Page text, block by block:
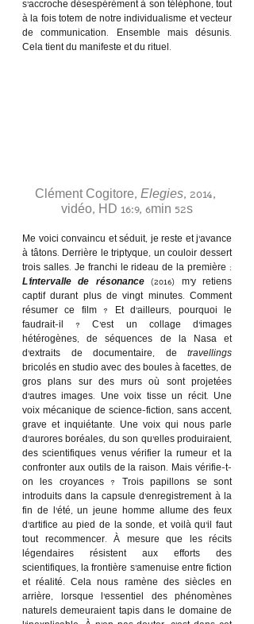
s’accroche désespérément à son téléphone, tout
à la fois totem de notre individualisme et vecteur
de communication. Ensemble mais désunis.
Cela tient du manifeste et du rituel.
Clément Cogitore, Elegies, 2014,
vidéo, HD 16:9, 6min 52s
Me voici convaincu et séduit, je reste et j’avance
à tâtons. Derrière le triptyque, un couloir dessert
L’intervalle de résonance (2016) m’y retiens
captif durant plus de vingt minutes. Comment
résumer ce film ? Et d’ailleurs, pourquoi le
faudrait-il ? C’est un collage d’images
hétérogènes, de séquences de la Nasa et
d’extraits de documentaire, de travellings
bricolés en studio avec des boules à facettes, de
gros plans sur des murs où sont projetées
d’autres images. Une voix tisse un récit. Une
voix mécanique de science-fiction, sans accent,
grave et inquiétante. Une voix qui nous parle
d’aurores boréales, du son qu’elles produiraient,
des scientifiques venus vérifier la rumeur et la
confronter aux outils de la raison. Mais vérifie-t-
on les croyances ? Trois papillons se sont
introduits dans la capsule d’enregistrement à la
fin de l’été, un jeune homme allume des feux
d’artifice au pied de la sonde, et voilà qu’il faut
tout recommencer. À mesure que les récits
légendaires résistent aux efforts des
scientifiques, la frontière s’amenuise entre fiction
et réalité. Cela nous ramène des siècles en
arrière, lorsque l’essentiel des phénomènes
naturels demeuraient tapis dans le domaine de